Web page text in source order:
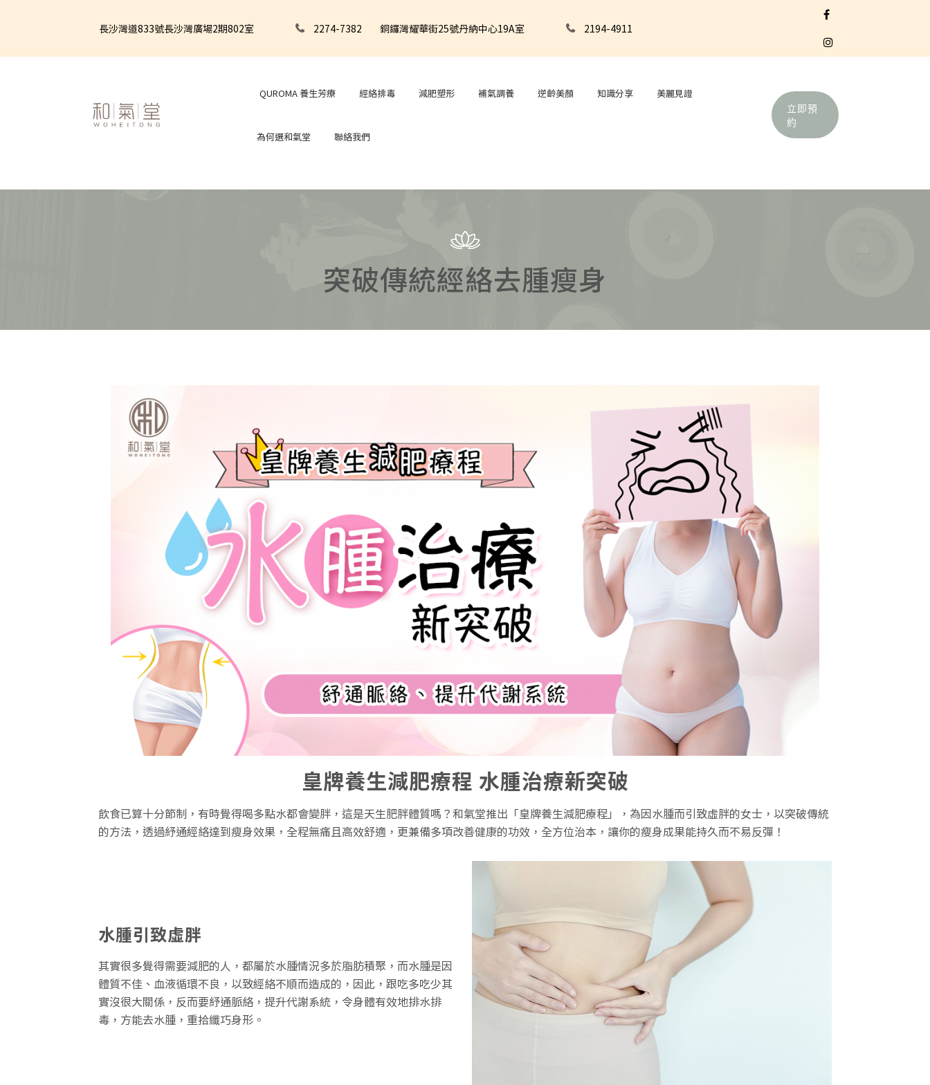
長沙灣道833號長沙灣廣場2期802室 2274-7382 銅鑼灣耀華街25號丹納中心19A室 2194-4911
QUROMA 養生芳療 經絡排毒 減肥塑形 補氣調養 逆齡美顏 知識分享 美麗見證
為何選和氣堂 聯絡我們
立即預
約
突破傳統經絡去腫瘦身
皇牌養生減肥療程 水腫治療新突破
飲食已算十分節制，有時覺得喝多點水都會變胖，這是天生肥胖體質嗎？和氣堂推出「皇牌養生減肥療程」，為因水腫而引致虛胖的女士，以突破傳統
的方法，透過紓通經絡達到瘦身效果，全程無痛且高效舒適，更兼備多項改善健康的功效，全方位治本，讓你的瘦身成果能持久而不易反彈！
水腫引致虛胖
其實很多覺得需要減肥的人，都屬於水腫情況多於脂肪積聚，而水腫是因
體質不佳、血液循環不良，以致經絡不順而造成的，因此，跟吃多吃少其
實沒很大關係，反而要紓通脈絡，提升代謝系統，令身體有效地排水排
毒，方能去水腫，重拾纖巧身形。